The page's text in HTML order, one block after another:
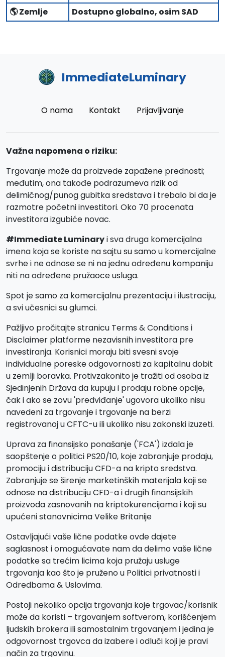
🌎 Zemlje
Dostupno globalno, osim SAD
ImmediateLuminary
O nama Kontakt Prijavljivanje
Važna napomena o riziku:
Trgovanje može da proizvede zapažene prednosti;
međutim, ona takođe podrazumeva rizik od
delimičnog/punog gubitka sredstava i trebalo bi da je
razmotre početni investitori. Oko 70 procenata
investitora izgubiće novac.
#Immediate Luminaryi sva druga komercijalna
imena koja se koriste na sajtu su samo u komercijalne
svrhe i ne odnose se ni na jednu određenu kompaniju
niti na određene pružaoce usluga.
Spot je samo za komercijalnu prezentaciju i ilustraciju,
a svi učesnici su glumci.
Pažljivo pročitajte stranicu Terms & Conditions i
Disclaimer platforme nezavisnih investitora pre
investiranja. Korisnici moraju biti svesni svoje
individualne poreske odgovornosti za kapitalnu dobit
u zemlji boravka. Protivzakonito je tražiti od osoba iz
Sjedinjenih Država da kupuju i prodaju robne opcije,
čak i ako se zovu 'predviđanje' ugovora ukoliko nisu
navedeni za trgovanje i trgovanje na berzi
registrovanoj u CFTC-u ili ukoliko nisu zakonski izuzeti.
Uprava za finansijsko ponašanje ('FCA') izdala je
saopštenje o politici PS20/10, koje zabranjuje prodaju,
promociju i distribuciju CFD-a na kripto sredstva.
Zabranjuje se širenje marketinških materijala koji se
odnose na distribuciju CFD-a i drugih finansijskih
proizvoda zasnovanih na kriptokurencijama i koji su
upućeni stanovnicima Velike Britanije
Ostavljajući vaše lične podatke ovde dajete
saglasnost i omogućavate nam da delimo vaše lične
podatke sa trećim licima koja pružaju usluge
trgovanja kao što je pruženo u Politici privatnosti i
Odredbama & Uslovima.
Postoji nekoliko opcija trgovanja koje trgovac/korisnik
može da koristi – trgovanjem softverom, korišćenjem
ljudskih brokera ili samostalnim trgovanjem i jedina je
odgovornost trgovca da izabere i odluči koji je pravi
način za trgovinu.